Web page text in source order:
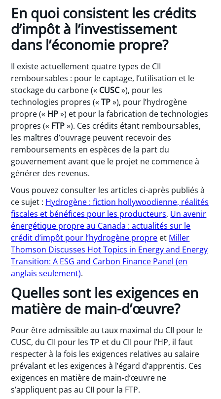
En quoi consistent les crédits
d’impôt à l’investissement
dans l’économie propre?
Il existe actuellement quatre types de CII
remboursables : pour le captage, l’utilisation et le
stockage du carbone (« CUSC»), pour les
technologies propres («TP»), pour l’hydrogène
propre (« HP») et pour la fabrication de technologies
propres (« FTP»). Ces crédits étant remboursables,
les maîtres d’ouvrage peuvent recevoir des
remboursements en espèces de la part du
gouvernement avant que le projet ne commence à
générer des revenus.
Vous pouvez consulter les articles ci-après publiés à
ce sujet : Hydrogène : fiction hollywoodienne, réalités
fiscales et bénéfices pour les producteurs, Un avenir
énergétique propre au Canada : actualités sur le
crédit d’impôt pour l’hydrogène propre et Miller
Thomson Discusses Hot Topics in Energy and Energy
Transition: A ESG and Carbon Finance Panel (en
anglais seulement).
Quelles sont les exigences en
matière de main-d’œuvre?
Pour être admissible au taux maximal du CII pour le
CUSC, du CII pour les TP et du CII pour l’HP, il faut
respecter à la fois les exigences relatives au salaire
prévalant et les exigences à l’égard d’apprentis. Ces
exigences en matière de main-d’œuvre ne
s’appliquent pas au CII pour la FTP.